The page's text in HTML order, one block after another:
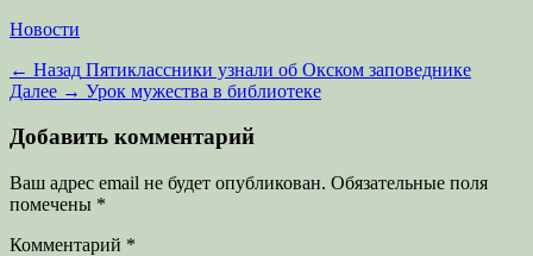
Категории
Новости
Навигация
по
записям
← Назад Предыдущая
запись:
Пятиклассники узнали об Окском заповеднике
Далее → Следующая
Урок мужества в библиотеке
Добавить комментарий
Ваш адрес email не будет опубликован. Обязательные поля
помечены *
Комментарий *